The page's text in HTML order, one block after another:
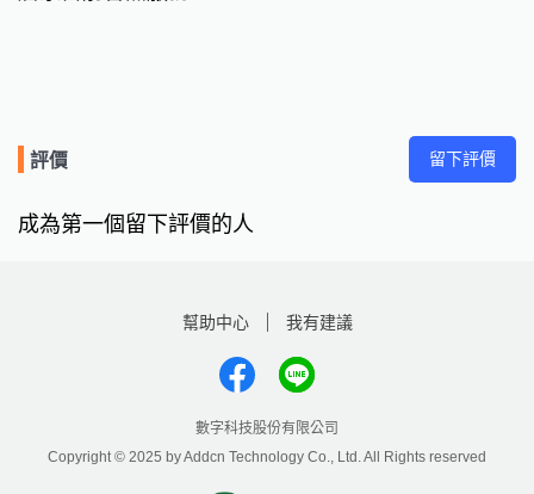
評價 留下評價
成為第一個留下評價的人
幫助中心 我有建議
數字科技股份有限公司
Copyright © 2025 by Addcn Technology Co., Ltd. All Rights reserved